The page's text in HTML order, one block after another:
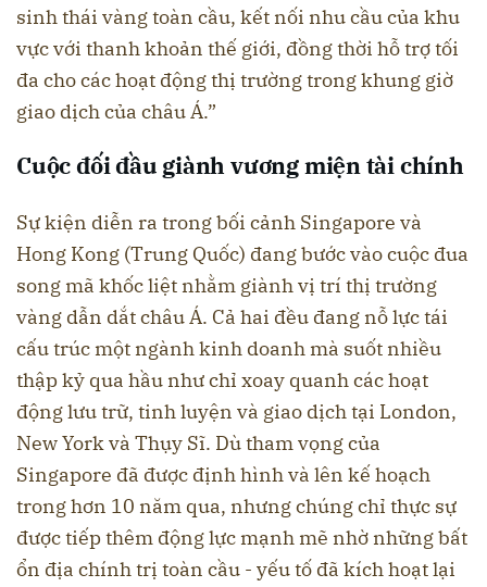
sinh thái vàng toàn cầu, kết nối nhu cầu của khu
vực với thanh khoản thế giới, đồng thời hỗ trợ tối
đa cho các hoạt động thị trường trong khung giờ
giao dịch của châu Á.”
Cuộc đối đầu giành vương miện tài chính
Sự kiện diễn ra trong bối cảnh Singapore và
Hong Kong (Trung Quốc) đang bước vào cuộc đua
song mã khốc liệt nhằm giành vị trí thị trường
vàng dẫn dắt châu Á. Cả hai đều đang nỗ lực tái
cấu trúc một ngành kinh doanh mà suốt nhiều
thập kỷ qua hầu như chỉ xoay quanh các hoạt
động lưu trữ, tinh luyện và giao dịch tại London,
New York và Thụy Sĩ. Dù tham vọng của
Singapore đã được định hình và lên kế hoạch
trong hơn 10 năm qua, nhưng chúng chỉ thực sự
được tiếp thêm động lực mạnh mẽ nhờ những bất
ổn địa chính trị toàn cầu - yếu tố đã kích hoạt lại